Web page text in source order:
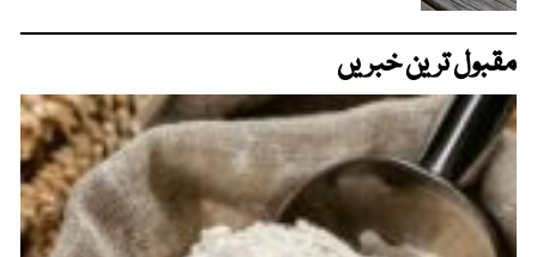
مقبول ترین خبریں